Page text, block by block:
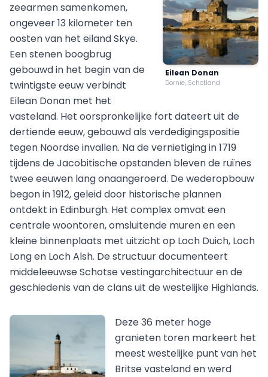
Eilean Donan
Dornie, Schotland
zeearmen samenkomen,
ongeveer 13 kilometer ten
oosten van het eiland Skye.
Een stenen boogbrug
gebouwd in het begin van de
twintigste eeuw verbindt
Eilean Donan met het
vasteland. Het oorspronkelijke fort dateert uit de
dertiende eeuw, gebouwd als verdedigingspositie
tegen Noordse invallen. Na de vernietiging in 1719
tijdens de Jacobitische opstanden bleven de ruïnes
twee eeuwen lang onaangeroerd. De wederopbouw
begon in 1912, geleid door historische plannen
ontdekt in Edinburgh. Het complex omvat een
centrale woontoren, omsluitende muren en een
kleine binnenplaats met uitzicht op Loch Duich, Loch
Long en Loch Alsh. De structuur documenteert
middeleeuwse Schotse vestingarchitectuur en de
geschiedenis van de clans uit de westelijke Highlands.
Deze 36 meter hoge
granieten toren markeert het
meest westelijke punt van het
Britse vasteland en werd